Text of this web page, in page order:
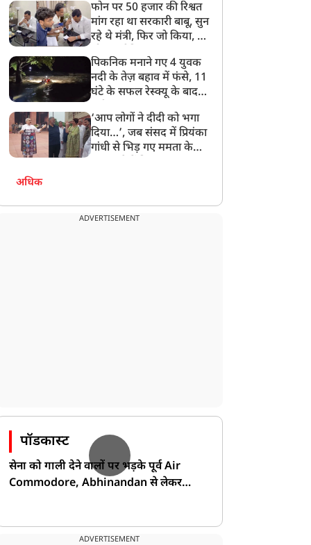
बेटी को गोद लें प्रधानमंत्री
फोन पर 50 हजार की रिश्वत
मांग रहा था सरकारी बाबू, सुन
रहे थे मंत्री, फिर जो किया, वो
पिकनिक मनाने गए 4 युवक
नदी के तेज़ बहाव में फंसे, 11
घंटे के सफल रेस्क्यू के बाद
‘आप लोगों ने दीदी को भगा
दिया…’, जब संसद में प्रियंका
गांधी से भिड़ गए ममता के
अधिक
ADVERTISEMENT
पॉडकास्ट
सेना को गाली देने वालों पर भड़के पूर्व Air
Commodore, Abhinandan से लेकर
ADVERTISEMENT